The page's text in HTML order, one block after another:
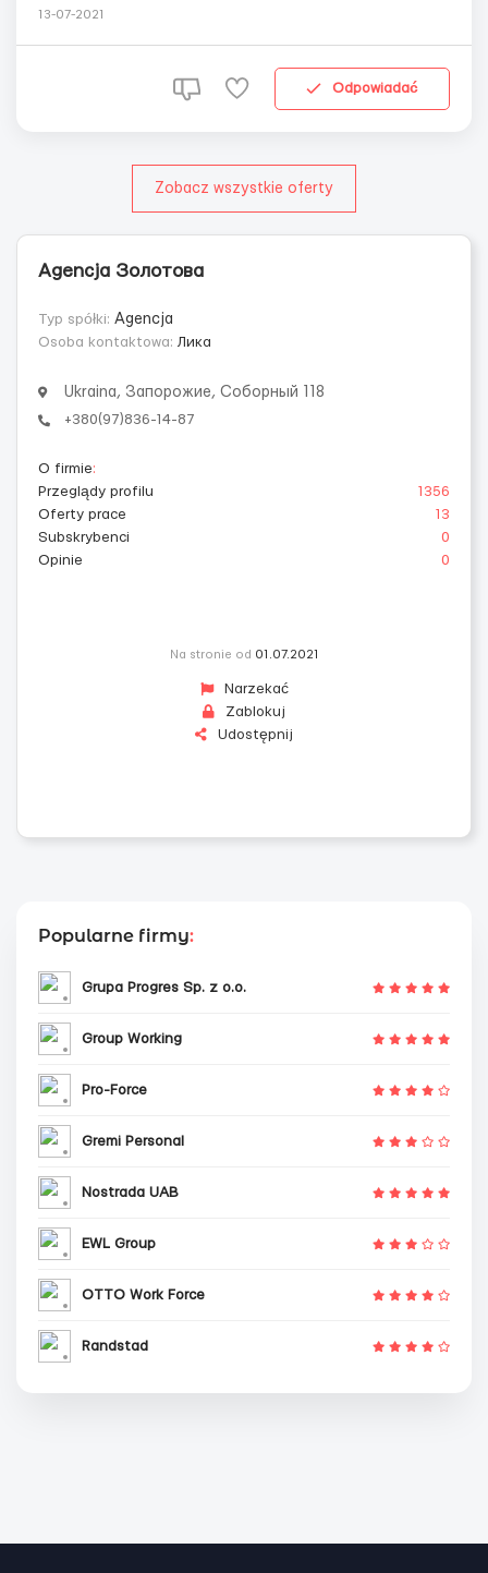
территорий по всему миру. Благодаря огромной базе,
индивидуальные решения для управления и
13-07-2021
Odpowiadać
Zobacz wszystkie oferty
Agencja Золотова
Typ spółki: Agencja
Osoba kontaktowa: Лика
Ukraina, Запорожие, Соборный 118
+380(97)836-14-87
O firmie:
Przeglądy profilu
1356
Oferty prace
13
Subskrybenci
0
Opinie
0
Na stronie od 01.07.2021
Narzekać
Zablokuj
Udostępnij
Popularne firmy:
Grupa Progres Sp. z o.o.
Group Working
Pro-Force
Gremi Personal
Nostrada UAB
EWL Group
OTTO Work Force
Randstad